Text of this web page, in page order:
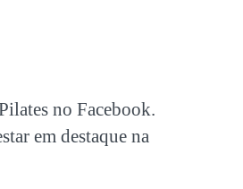
no Facebook.
em destaque na